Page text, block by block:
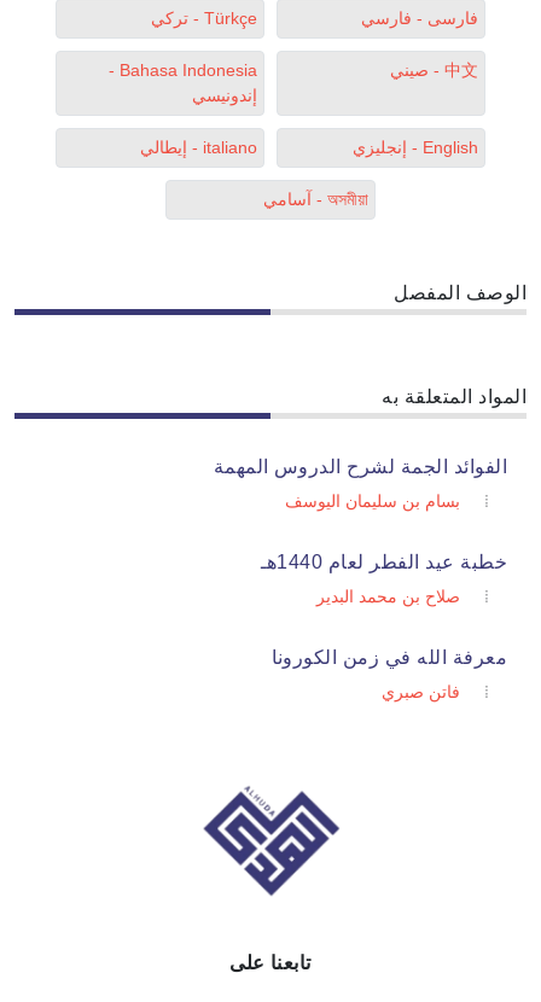
فارسی - فارسي Türkçe - تركي
中文 - صيني
Bahasa Indonesia -
إندونيسي
English - إنجليزي italiano - إيطالي
অসমীয়া - آسامي
الوصف المفصل
المواد المتعلقة به
الفوائد الجمة لشرح الدروس المهمة
بسام بن سليمان اليوسف
خطبة عيد الفطر لعام 1440هـ
صلاح بن محمد البدير
معرفة الله في زمن الكورونا
فاتن صبري
تابعنا على